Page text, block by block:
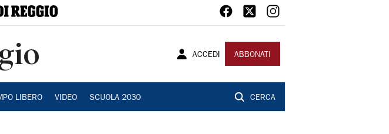
ACCEDI ABBONATI
LIBERO VIDEO SCUOLA 2030 CERCA